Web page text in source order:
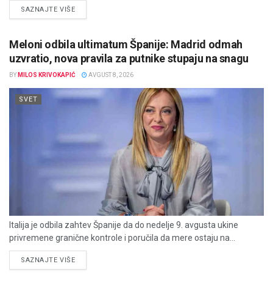
SAZNAJTE VIŠEDETAILS
Meloni odbila ultimatum Španije: Madrid odmah
uzvratio, nova pravila za putnike stupaju na snagu
BY MILOS KRIVOKAPIĆ AVGUST 8, 2026
SVET
Italija je odbila zahtev Španije da do nedelje 9. avgusta ukine
privremene granične kontrole i poručila da mere ostaju na...
SAZNAJTE VIŠEDETAILS